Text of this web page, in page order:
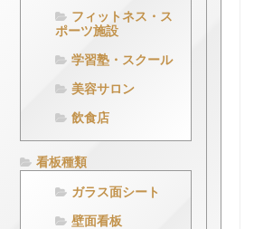
フィットネス・ス
ポーツ施設
学習塾・スクール
美容サロン
飲食店
看板種類
ガラス面シート
壁面看板